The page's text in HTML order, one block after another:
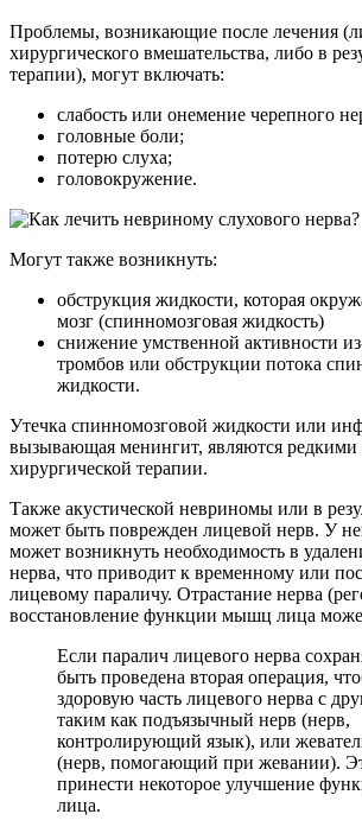
Проблемы, возникающие после лечения
хирургического вмешательства, либо в
терапии), могут включать:
слабость или онемение черепного
головные боли;
потерю слуха;
головокружение.
Могут также возникнуть:
обструкция жидкости, которая
мозг (спинномозговая жидкость)
снижение умственной активности
тромбов или обструкции потока
жидкости.
Утечка спинномозговой жидкости или
вызывающая менингит, являются
хирургической терапии.
Также акустической невриномы или в
может быть поврежден лицевой нерв. У
может возникнуть необходимость в
нерва, что приводит к временному или
лицевому параличу. Отрастание нерва
восстановление функции мышц лица
Если паралич лицевого нерва
быть проведена вторая операция,
здоровую часть лицевого нерва с
таким как подъязычный нерв (нерв,
контролирующий язык), или
(нерв, помогающий при жевании).
принести некоторое улучшение
лица.